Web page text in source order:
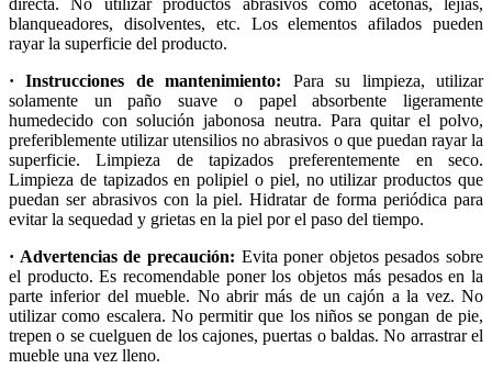
blanqueadores, disolventes, etc. Los elementos afilados pueden
rayar la superficie del producto.
· Instrucciones de mantenimiento: Para su limpieza, utilizar
solamente un paño suave o papel absorbente ligeramente
humedecido con solución jabonosa neutra. Para quitar el polvo,
preferiblemente utilizar utensilios no abrasivos o que puedan rayar la
superficie. Limpieza de tapizados preferentemente en seco.
Limpieza de tapizados en polipiel o piel, no utilizar productos que
puedan ser abrasivos con la piel. Hidratar de forma periódica para
evitar la sequedad y grietas en la piel por el paso del tiempo.
· Advertencias de precaución: Evita poner objetos pesados sobre
el producto. Es recomendable poner los objetos más pesados en la
parte inferior del mueble. No abrir más de un cajón a la vez. No
utilizar como escalera. No permitir que los niños se pongan de pie,
trepen o se cuelguen de los cajones, puertas o baldas. No arrastrar el
mueble una vez lleno.